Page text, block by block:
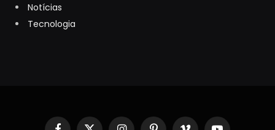
Notícias
Tecnologia